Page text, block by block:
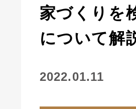
家づくりを
について解
2022.01.11